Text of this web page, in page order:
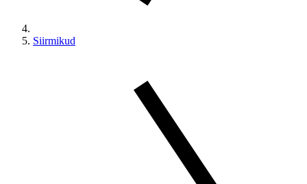
Siirmikud